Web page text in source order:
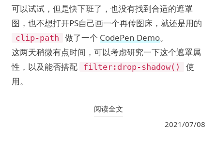
可以试试，但是快下班了，也没有找到合适的遮罩
图，也不想打开PS自己画一个再传图床，就还是用的
clip-path 做了一个 CodePen Demo。
这两天稍微有点时间，可以考虑研究一下这个遮罩属
性，以及能否搭配
filter:drop-shadow()
使
用。
阅读全文
2021/07/08